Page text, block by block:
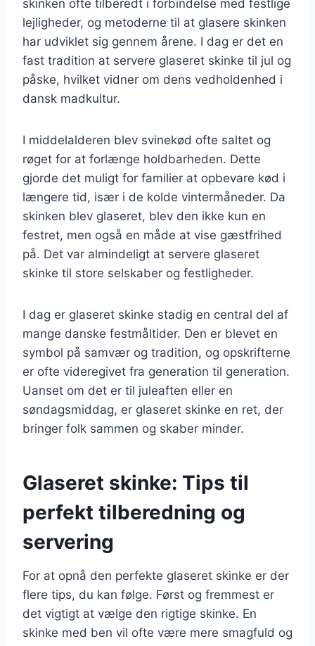
skinken ofte tilberedt i forbindelse med festlige
lejligheder, og metoderne til at glasere skinken
har udviklet sig gennem årene. I dag er det en
fast tradition at servere glaseret skinke til jul og
påske, hvilket vidner om dens vedholdenhed i
dansk madkultur.
I middelalderen blev svinekød ofte saltet og
røget for at forlænge holdbarheden. Dette
gjorde det muligt for familier at opbevare kød i
længere tid, især i de kolde vintermåneder. Da
skinken blev glaseret, blev den ikke kun en
festret, men også en måde at vise gæstfrihed
på. Det var almindeligt at servere glaseret
skinke til store selskaber og festligheder.
I dag er glaseret skinke stadig en central del af
mange danske festmåltider. Den er blevet en
symbol på samvær og tradition, og opskrifterne
er ofte videregivet fra generation til generation.
Uanset om det er til juleaften eller en
søndagsmiddag, er glaseret skinke en ret, der
bringer folk sammen og skaber minder.
Glaseret skinke: Tips til
perfekt tilberedning og
servering
For at opnå den perfekte glaseret skinke er der
flere tips, du kan følge. Først og fremmest er
det vigtigt at vælge den rigtige skinke. En
skinke med ben vil ofte være mere smagfuld og